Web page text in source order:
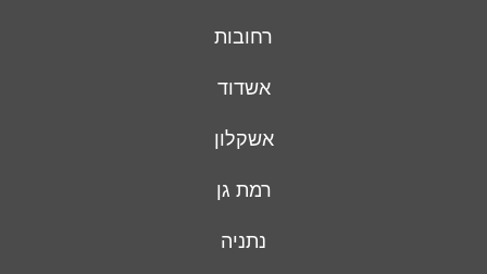
רחובות
אשדוד
אשקלון
רמת גן
נתניה